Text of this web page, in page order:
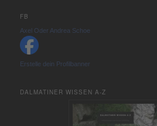
FB
Axel Oder Andrea Schoe
Erstelle dein Profilbanner
DALMATINER WISSEN A-Z